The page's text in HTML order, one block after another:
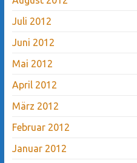
Juli 2012
Juni 2012
Mai 2012
April 2012
März 2012
Februar 2012
Januar 2012